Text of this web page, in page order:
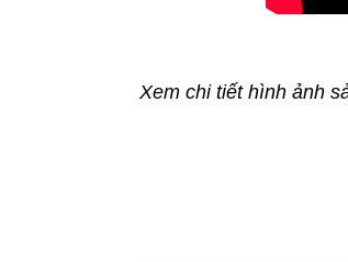
Xem chi tiết hình ảnh